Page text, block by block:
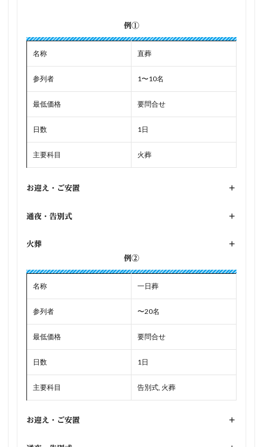
例①
名称 直葬
参列者 1〜10名
最低価格 要問合せ
日数 1日
主要科目 火葬
お迎え・ご安置 +
通夜・告別式 +
火葬
+
例②
名称 一日葬
参列者 〜20名
最低価格 要問合せ
日数 1日
主要科目 告別式, 火葬
お迎え・ご安置 +